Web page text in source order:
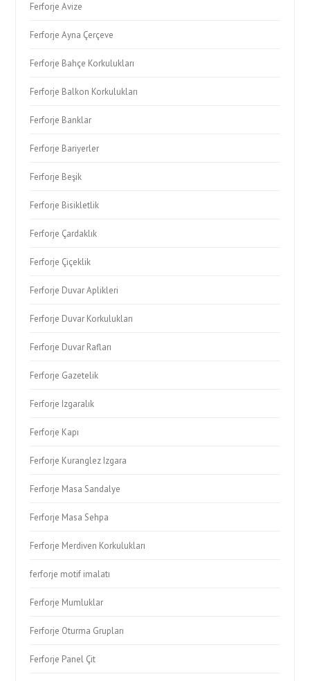
Ferforje Avize
Ferforje Ayna Çerçeve
Ferforje Bahçe Korkulukları
Ferforje Balkon Korkulukları
Ferforje Banklar
Ferforje Bariyerler
Ferforje Beşik
Ferforje Bisikletlik
Ferforje Çardaklık
Ferforje Çiçeklik
Ferforje Duvar Aplikleri
Ferforje Duvar Korkulukları
Ferforje Duvar Rafları
Ferforje Gazetelik
Ferforje Izgaralık
Ferforje Kapı
Ferforje Kuranglez Izgara
Ferforje Masa Sandalye
Ferforje Masa Sehpa
Ferforje Merdiven Korkulukları
ferforje motif imalatı
Ferforje Mumluklar
Ferforje Oturma Grupları
Ferforje Panel Çit